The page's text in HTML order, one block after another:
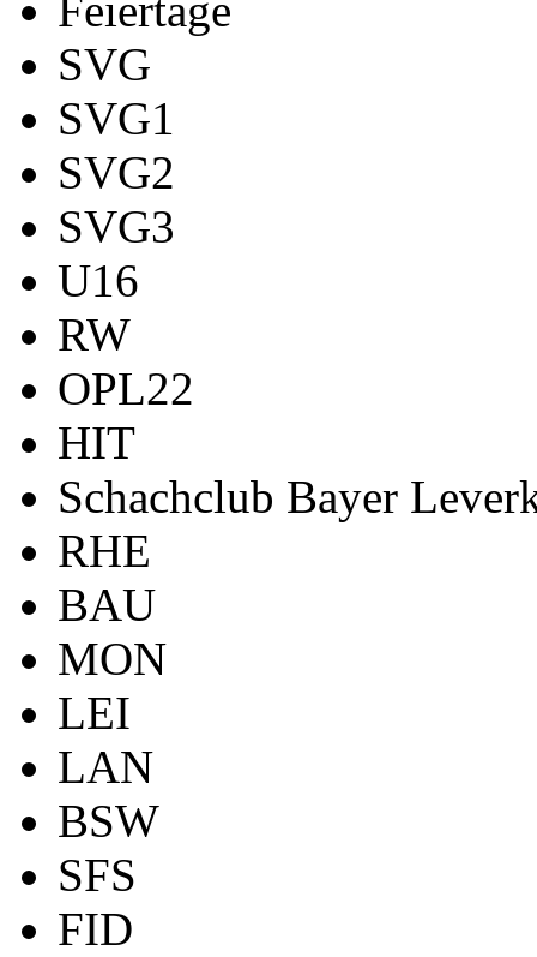
Feiertage
SVG
SVG1
SVG2
SVG3
U16
RW
OPL22
HIT
Schachclub Bayer
RHE
BAU
MON
LEI
LAN
BSW
SFS
FID